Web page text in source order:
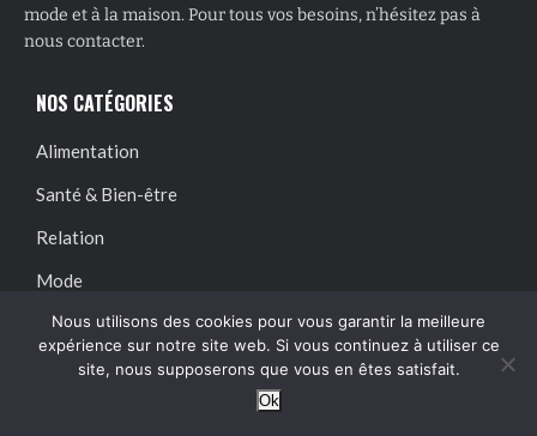
mode et à la maison. Pour tous vos besoins, n’hésitez pas à
nous contacter.
NOS CATÉGORIES
Alimentation
Santé & Bien-être
Relation
Mode
Maison
Nous utilisons des cookies pour vous garantir la meilleure
expérience sur notre site web. Si vous continuez à utiliser ce
site, nous supposerons que vous en êtes satisfait.
Ok